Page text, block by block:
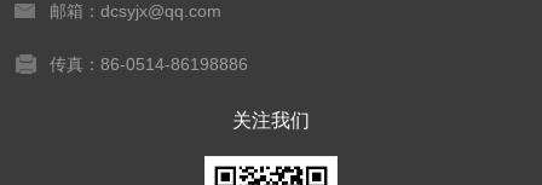
邮箱：dcsyjx@qq.com
传真：86-0514-86198886
关注我们